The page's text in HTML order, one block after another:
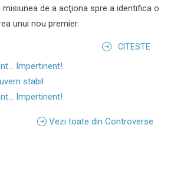
de a acţiona spre a identifica o
unui nou premier.
CITESTE
Impertinent!
stabil
Impertinent!
Vezi toate din Controverse